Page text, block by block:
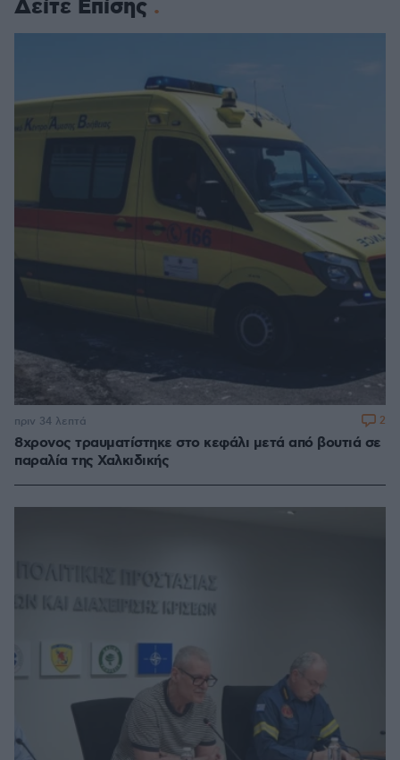
Δείτε Επίσης
8χρονος τραυματίστηκε στο κεφάλι μετά από βουτιά σε
παραλία της Χαλκιδικής
πριν 34 λεπτά 2